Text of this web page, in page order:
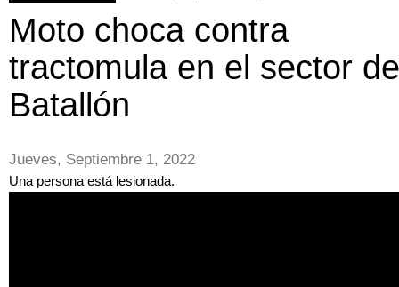
Moto choca contra
tractomula en el sector
Batallón
Jueves, Septiembre 1, 2022
Una persona está lesionada.